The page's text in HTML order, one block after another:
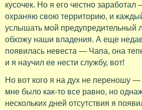
кусочек. Но я его честно
охраняю свою территорию, и
услышать мой предупредительный
обхожу наши владения. А еще
появилась невеста — Чапа, она
и я научил ее нести службу, вот!
Но вот кого я на дух не переношу
мне было как-то все равно, но
нескольких дней отсутствия я